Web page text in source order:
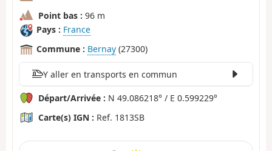
Point bas : 96 m
Pays : France
Commune : Bernay (27300)
Y aller en transports en commun
Départ/Arrivée : N 49.086218° / E 0.599229°
Carte(s) IGN : Ref. 1813SB